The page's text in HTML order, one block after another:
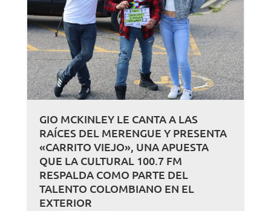
GIO MCKINLEY LE CANTA A LAS
RAÍCES DEL MERENGUE Y PRESENTA
«CARRITO VIEJO», UNA APUESTA
QUE LA CULTURAL 100.7 FM
RESPALDA COMO PARTE DEL
TALENTO COLOMBIANO EN EL
EXTERIOR